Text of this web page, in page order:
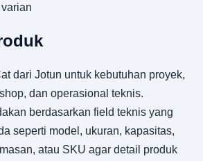
varian
dari Jotun untuk kebutuhan proyek,
dan operasional teknis.
berdasarkan field teknis yang
seperti model, ukuran, kapasitas,
atau SKU agar detail produk